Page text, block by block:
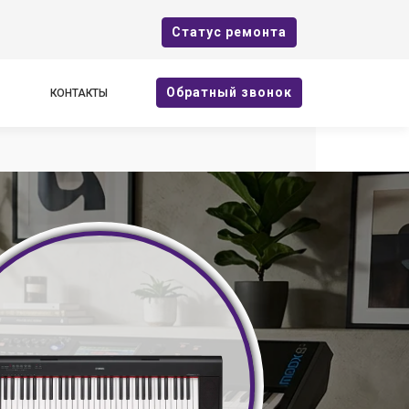
Cтатус ремонта
КОНТАКТЫ Oбратный звонок